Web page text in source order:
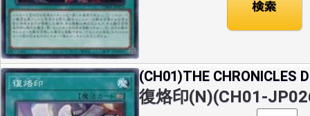
(CH01)THE CHRONICLES
復烙印(N)(CH01-